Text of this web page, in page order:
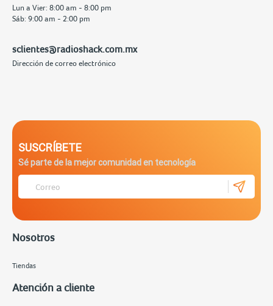
Lun a Vier: 8:00 am - 8:00 pm
Sáb: 9:00 am - 2:00 pm
sclientes@radioshack.com.mx
Dirección de correo electrónico
SUSCRÍBETE
Sé parte de la mejor comunidad en tecnología
Nosotros
Tiendas
Atención a cliente